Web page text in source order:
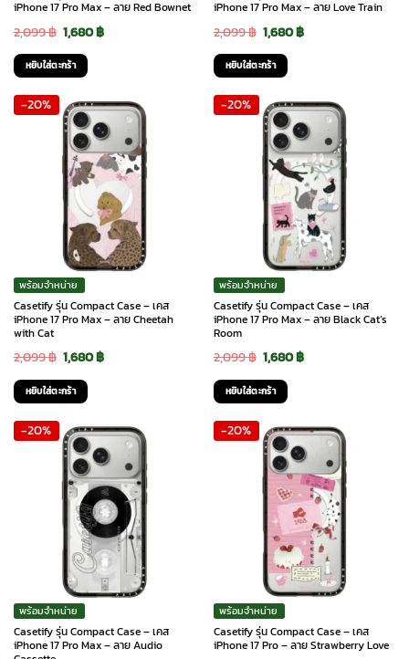
iPhone 17 Pro Max – ลาย Red Bownet
2,099฿ Original
price
was:
2,099 ฿.
1,680฿Current
1,680 ฿.
หยิบใส่ตะกร้า
iPhone 17 Pro Max – ลาย Love Train
2,099฿ Original
price
was:
2,099 ฿.
1,680฿Current
1,680 ฿.
หยิบใส่ตะกร้า
-20%
พร้อมจำหน่าย
Casetify รุ่น Compact Case – เคส
iPhone 17 Pro Max – ลาย Cheetah
with Cat
2,099฿ Original
price
was:
2,099 ฿.
1,680฿Current
1,680 ฿.
หยิบใส่ตะกร้า
-20%
พร้อมจำหน่าย
Casetify รุ่น Compact Case – เคส
iPhone 17 Pro Max – ลาย Black Cat’s
Room
2,099฿ Original
price
was:
2,099 ฿.
1,680฿Current
1,680 ฿.
หยิบใส่ตะกร้า
-20%
พร้อมจำหน่าย
Casetify รุ่น Compact Case – เคส
iPhone 17 Pro Max – ลาย Audio
-20%
พร้อมจำหน่าย
Casetify รุ่น Compact Case – เคส
iPhone 17 Pro – ลาย Strawberry Love